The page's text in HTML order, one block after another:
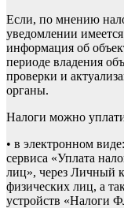
Если, по мнению
уведомлении
информация об
периоде владения
проверки и
органы.
Налоги можно
• в электронном
сервиса «Уплата
лиц», через Личный
физических лиц, а
устройств «Налоги